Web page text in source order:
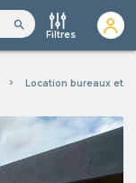
search
Filtres
Location bureaux et